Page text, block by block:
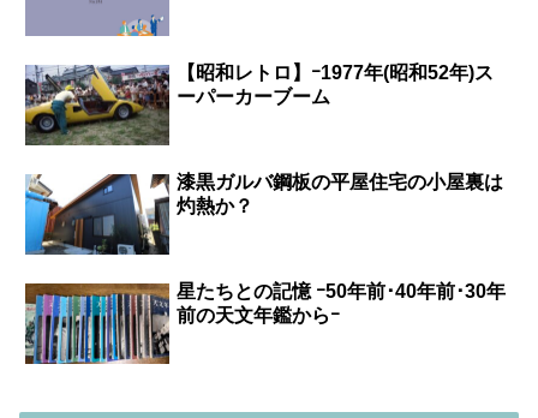
【昭和レトロ】ｰ1977年(昭和52年)ス
ーパーカーブーム
漆黒ガルバ鋼板の平屋住宅の小屋裏は
灼熱か？
星たちとの記憶 ｰ50年前･40年前･30年
前の天文年鑑からｰ